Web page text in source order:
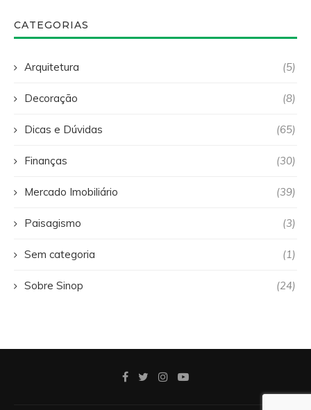
CATEGORIAS
Arquitetura (5)
Decoração (8)
Dicas e Dúvidas (65)
Finanças (30)
Mercado Imobiliário (39)
Paisagismo (3)
Sem categoria (1)
Sobre Sinop (24)